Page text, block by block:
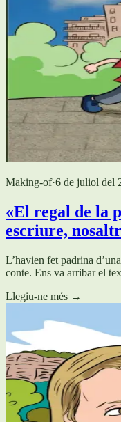
Making-of·6 de juliol del
«El regal de la
escriure,
L’havien fet padrina
conte. Ens va arribar el
Llegiu-ne més →